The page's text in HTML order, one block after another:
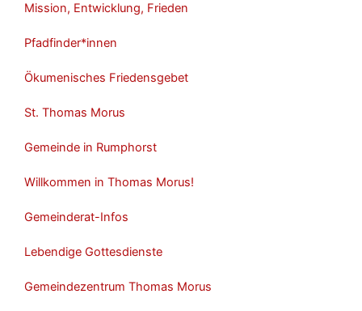
Mission, Entwicklung, Frieden
Pfadfinder*innen
Ökumenisches Friedensgebet
St. Thomas Morus
Gemeinde in Rumphorst
Willkommen in Thomas Morus!
Gemeinderat-Infos
Lebendige Gottesdienste
Gemeindezentrum Thomas Morus